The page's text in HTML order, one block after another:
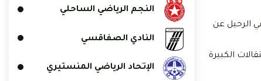
الرحيل عن
18 مليون يورو خاصة بعد الانتقالات الكبيرة
النجم الرياضي الساحلي
النادي الصفاقسي
الإتحاد الرياضي المنستيري